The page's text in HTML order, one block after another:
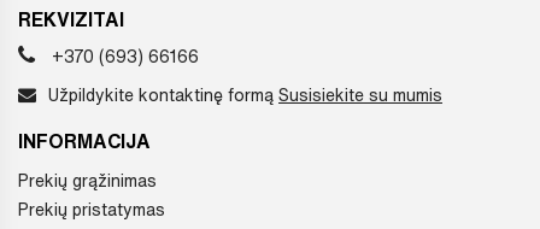
REKVIZITAI
+370 (693) 66166
Užpildykite kontaktinę formą Susisiekite su mumis
INFORMACIJA
Prekių grąžinimas
Prekių pristatymas